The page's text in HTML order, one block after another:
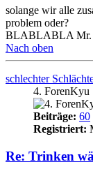
solange wir alle
problem oder?
BLABLABLA Mr.
Nach oben
schlechter
4. ForenKyu
Beiträge: 60
Registriert:
Re: Trinken